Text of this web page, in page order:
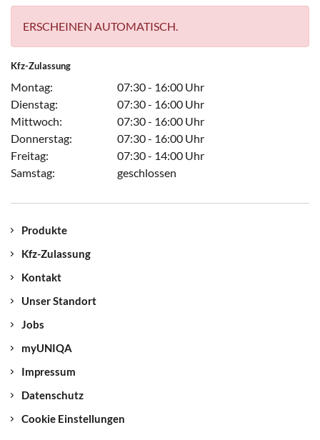
ERSCHEINEN AUTOMATISCH.
Kfz-Zulassung
Montag:
07:30 - 16:00 Uhr
Dienstag:
07:30 - 16:00 Uhr
Mittwoch:
07:30 - 16:00 Uhr
Donnerstag:
07:30 - 16:00 Uhr
Freitag:
07:30 - 14:00 Uhr
Samstag:
geschlossen
Produkte
Kfz-Zulassung
Kontakt
Unser Standort
Jobs
myUNIQA
Impressum
Datenschutz
Cookie Einstellungen